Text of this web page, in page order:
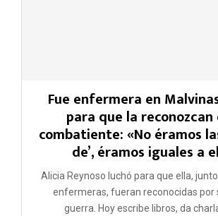
Fue enfermera en
para que la reconozcan
combatiente: «No éramos
de’, éramos iguales a
Alicia Reynoso luchó para que ella,
enfermeras, fueran reconocidas por
guerra. Hoy escribe libros, da